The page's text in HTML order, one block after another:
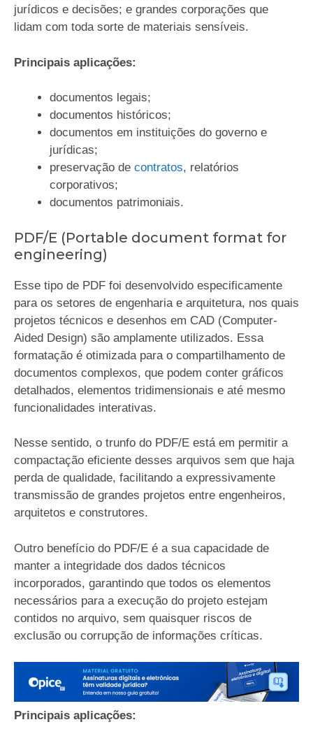
jurídicos e decisões; e grandes corporações que
lidam com toda sorte de materiais sensíveis.
Principais aplicações:
documentos legais;
documentos históricos;
documentos em instituições do governo e
jurídicas;
preservação de contratos, relatórios
corporativos;
documentos patrimoniais.
PDF/E (Portable document format for
engineering)
Esse tipo de PDF foi desenvolvido especificamente
para os setores de engenharia e arquitetura, nos quais
projetos técnicos e desenhos em CAD (Computer-
Aided Design) são amplamente utilizados. Essa
formatação é otimizada para o compartilhamento de
documentos complexos, que podem conter gráficos
detalhados, elementos tridimensionais e até mesmo
funcionalidades interativas.
Nesse sentido, o trunfo do PDF/E está em permitir a
compactação eficiente desses arquivos sem que haja
perda de qualidade, facilitando a expressivamente
transmissão de grandes projetos entre engenheiros,
arquitetos e construtores.
Outro benefício do PDF/E é a sua capacidade de
manter a integridade dos dados técnicos
incorporados, garantindo que todos os elementos
necessários para a execução do projeto estejam
contidos no arquivo, sem quaisquer riscos de
exclusão ou corrupção de informações críticas.
Principais aplicações: